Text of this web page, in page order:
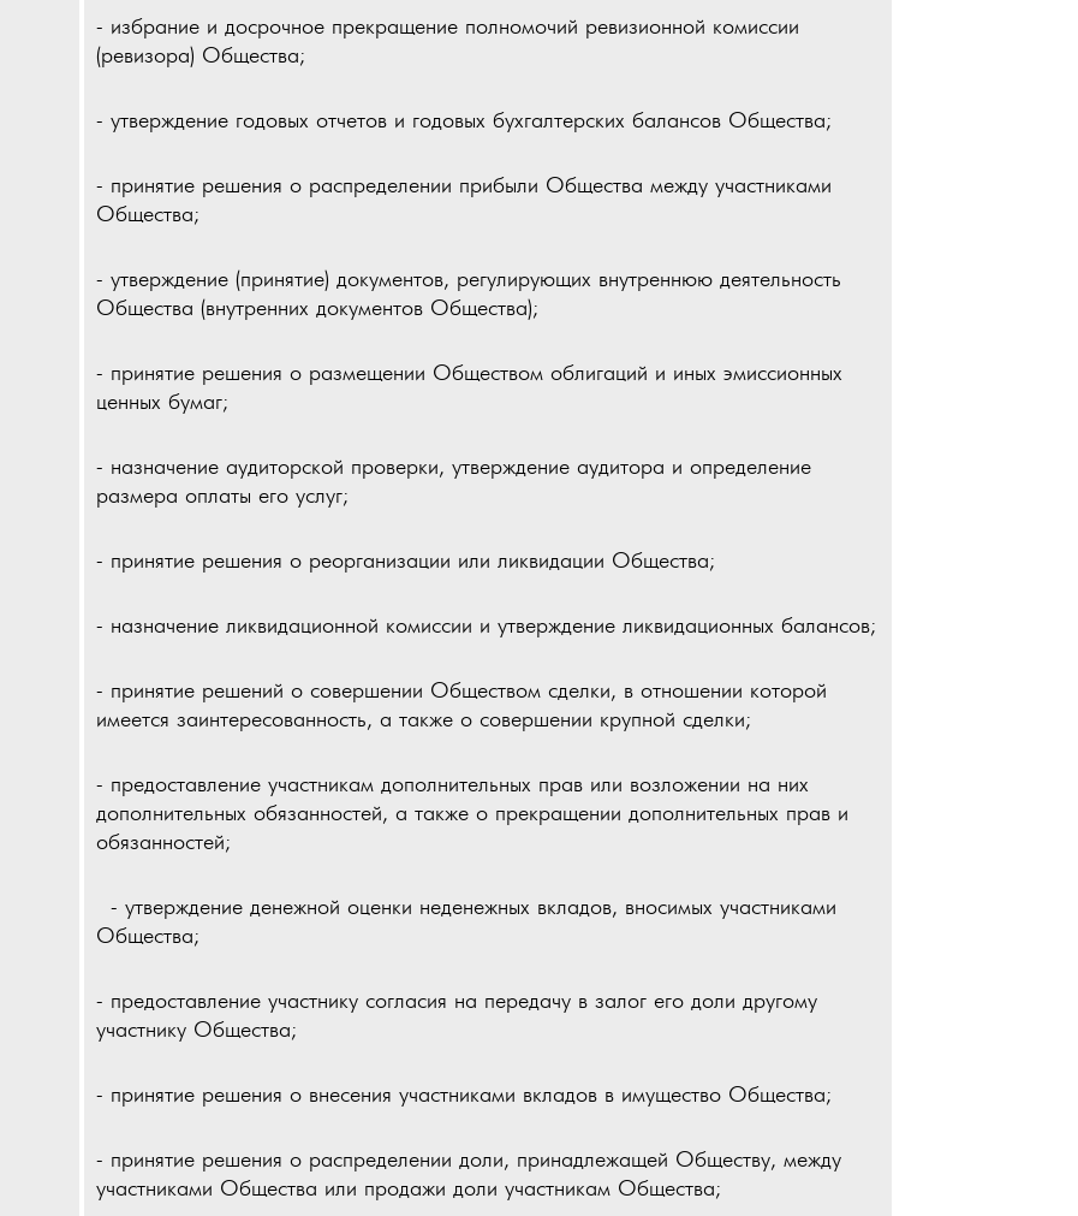
- избрание и досрочное прекращение полномочий ревизионной комиссии
(ревизора) Общества;
- утверждение годовых отчетов и годовых бухгалтерских балансов Общества;
- принятие решения о распределении прибыли Общества между участниками
Общества;
- утверждение (принятие) документов, регулирующих внутреннюю деятельность
Общества (внутренних документов Общества);
- принятие решения о размещении Обществом облигаций и иных эмиссионных
ценных бумаг;
- назначение аудиторской проверки, утверждение аудитора и определение
размера оплаты его услуг;
- принятие решения о реорганизации или ликвидации Общества;
- назначение ликвидационной комиссии и утверждение ликвидационных балансов;
- принятие решений о совершении Обществом сделки, в отношении которой
имеется заинтересованность, а также о совершении крупной сделки;
- предоставление участникам дополнительных прав или возложении на них
дополнительных обязанностей, а также о прекращении дополнительных прав и
обязанностей;
- утверждение денежной оценки неденежных вкладов, вносимых участниками
Общества;
- предоставление участнику согласия на передачу в залог его доли другому
участнику Общества;
- принятие решения о внесения участниками вкладов в имущество Общества;
- принятие решения о распределении доли, принадлежащей Обществу, между
участниками Общества или продажи доли участникам Общества;